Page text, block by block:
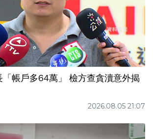
帳戶多64萬」 檢方查貪瀆意外揭
2026.08.05 21:07